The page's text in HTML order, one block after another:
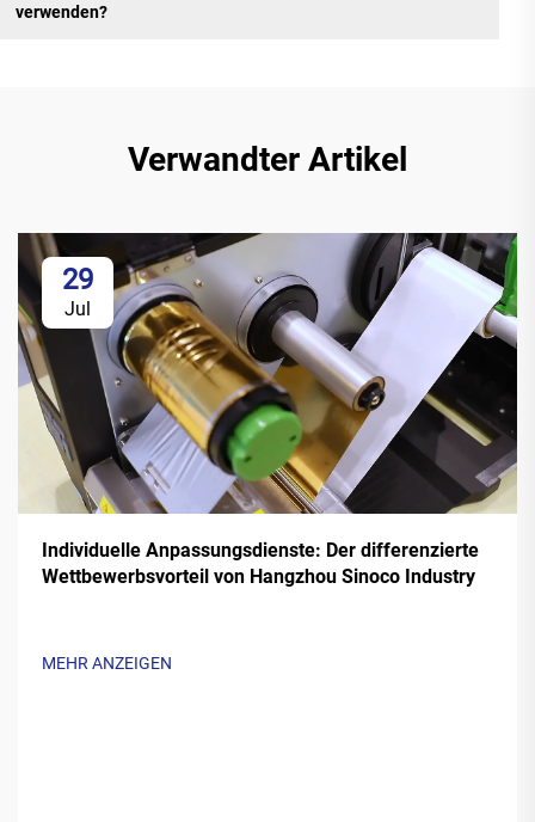
verwenden?
Verwandter Artikel
29
Jul
Individuelle Anpassungsdienste: Der differenzierte
Wettbewerbsvorteil von Hangzhou Sinoco Industry
MEHR ANZEIGEN